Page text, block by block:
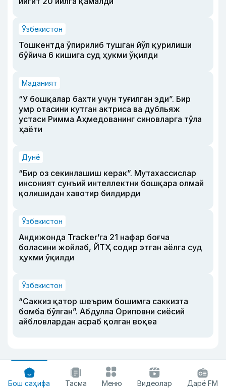
Ўзбекистон
Тошкентда ўпирилиб тушган йўл қурилиши
бўйича 6 кишига суд ҳукми ўқилди
Маданият
“У бошқалар бахти учун туғилган эди”. Бир
умр отасини кутган актриса ва дубльяж
устаси Римма Аҳмедованинг синовларга тўла
ҳаёти
Дунё
“Бир оз секинлашиш керак”. Мутахассислар
инсоният сунъий интеллектни бошқара олмай
қолишидан хавотир билдирди
Ўзбекистон
Андижонда Tracker’га 21 нафар боғча
боласини жойлаб, ЙТҲ содир этган аёлга суд
ҳукми ўқилди
Ўзбекистон
“Саккиз қатор шеърим бошимга саккизта
бомба бўлган”. Абдулла Ориповни сиёсий
айбловлардан асраб қолган воқеа
Бош саҳифа Тасма Меню Видеолар Дарё FM